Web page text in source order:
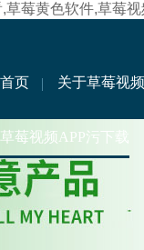
莓黄色软件,草莓
页 关于草莓视
莓视频APP污下载